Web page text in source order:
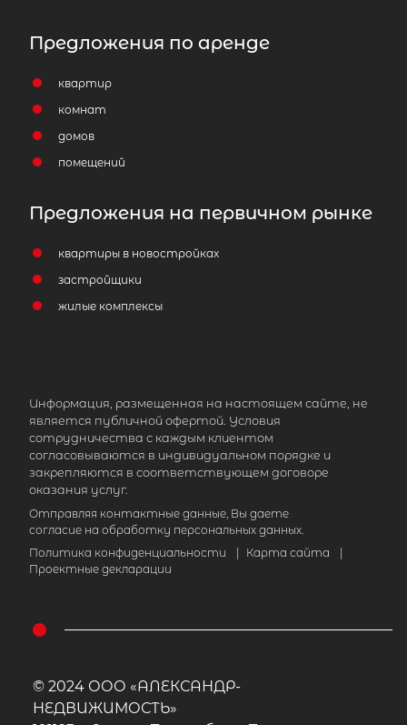
Предложения по аренде
квартир
комнат
домов
помещений
Предложения на первичном рынке
квартиры в новостройках
застройщики
жилые комплексы
Информация, размещенная на настоящем сайте, не
является публичной офертой. Условия
сотрудничества с каждым клиентом
согласовываются в индивидуальном порядке и
закрепляются в соответствующем договоре
оказания услуг.
Отправляя контактные данные, Вы даете
согласие на обработку персональных данных.
Политика конфиденциальности
Карта сайта
Проектные декларации
© 2024 ООО «АЛЕКСАНДР-
НЕДВИЖИМОСТЬ»